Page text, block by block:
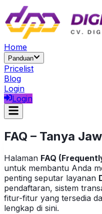
Home
Panduan
Pricelist
Blog
Login
Login
FAQ – Tanya
Halaman FAQ
untuk membantu Anda
penting seputar layanan
pendaftaran, sistem
fitur-fitur yang tersedia
lengkap di sini.